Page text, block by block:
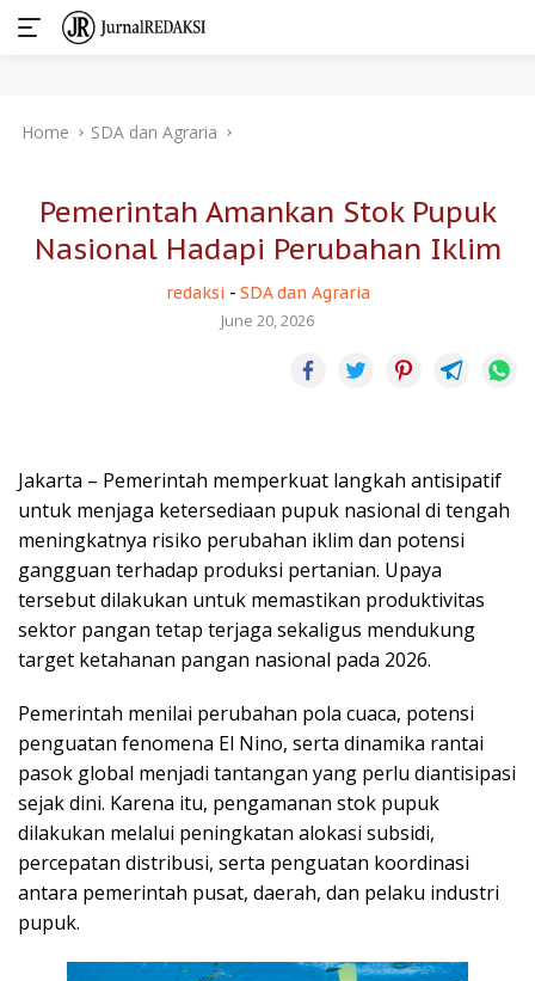
Home SDA dan Agraria
Pemerintah Amankan Stok Pupuk
Nasional Hadapi Perubahan Iklim
redaksi - SDA dan Agraria
June 20, 2026
Jakarta – Pemerintah memperkuat langkah antisipatif
untuk menjaga ketersediaan pupuk nasional di tengah
meningkatnya risiko perubahan iklim dan potensi
gangguan terhadap produksi pertanian. Upaya
tersebut dilakukan untuk memastikan produktivitas
sektor pangan tetap terjaga sekaligus mendukung
target ketahanan pangan nasional pada 2026.
Pemerintah menilai perubahan pola cuaca, potensi
penguatan fenomena El Nino, serta dinamika rantai
pasok global menjadi tantangan yang perlu diantisipasi
sejak dini. Karena itu, pengamanan stok pupuk
dilakukan melalui peningkatan alokasi subsidi,
percepatan distribusi, serta penguatan koordinasi
antara pemerintah pusat, daerah, dan pelaku industri
pupuk.